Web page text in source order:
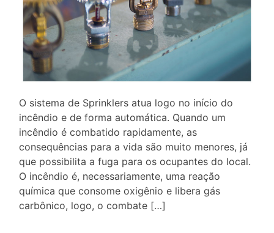
O sistema de Sprinklers atua logo no início do
incêndio e de forma automática. Quando um
incêndio é combatido rapidamente, as
consequências para a vida são muito menores, já
que possibilita a fuga para os ocupantes do local.
O incêndio é, necessariamente, uma reação
química que consome oxigênio e libera gás
carbônico, logo, o combate […]